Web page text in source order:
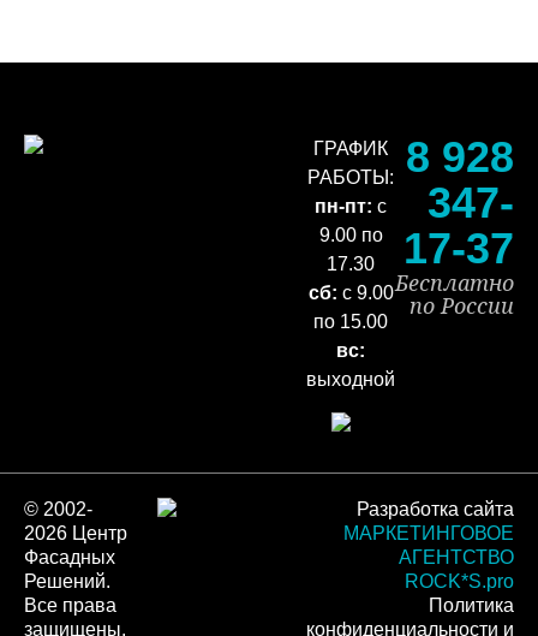
ГРАФИК
РАБОТЫ:
пн-пт: с
9.00 по
17.30
сб: с 9.00
по 15.00
вс:
выходной
8 928
347-
17-37
Бесплатно
по России
© 2002-
2026 Центр
Фасадных
Решений.
Все права
защищены.
Разработка сайта
МАРКЕТИНГОВОЕ
АГЕНТСТВО
ROCK*S.pro
Политика
конфиденциальности и